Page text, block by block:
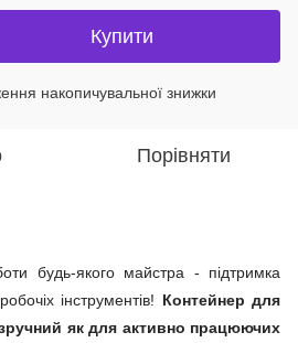
Купити
накопичувальної знижки
Порівняти
будь-якого майстра - підтримка
інструментів! Контейнер для
як для активно працюючих